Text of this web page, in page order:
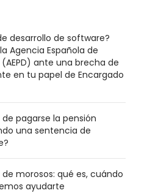
desarrollo de software?
Agencia Española de
ante una brecha de
en tu papel de Encargado
pagarse la pensión
una sentencia de
morosos: qué es, cuándo
ayudarte